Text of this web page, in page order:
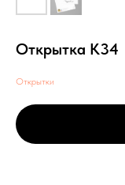
Открытка К34
Открытки